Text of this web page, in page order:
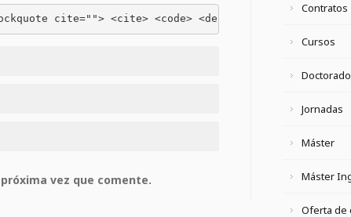
cite=""> <cite> <code> <del datetime=""> <em>
vez que comente.
Contratos
Cursos
Doctorado
Jornadas
Máster
Máster
Oferta de